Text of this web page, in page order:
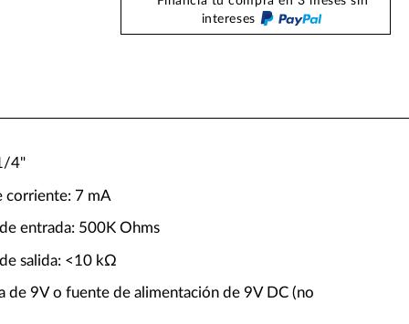
intereses
4"
corriente: 7 mA
entrada: 500K Ohms
salida: <10 kΩ
de 9V o fuente de alimentación de 9V DC (no